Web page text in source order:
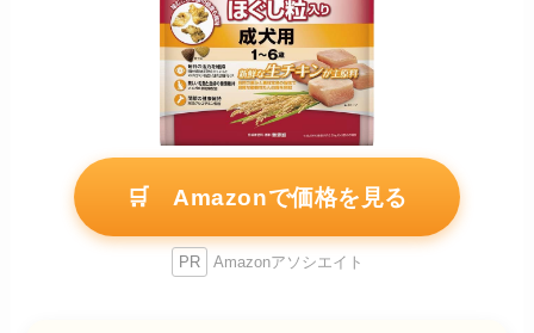
🛒 Amazonで価格を見る
PR Amazonアソシエイト